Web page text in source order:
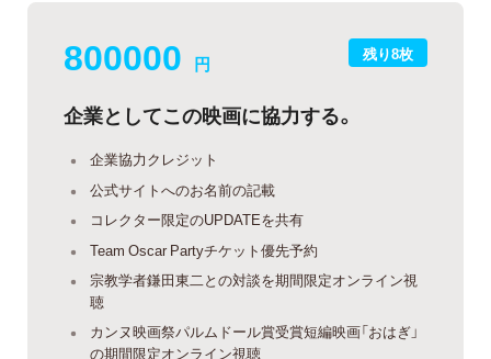
残り8枚
800000 円
企業としてこの映画に協力する。
企業協力クレジット
公式サイトへのお名前の記載
コレクター限定のUPDATEを共有
Team Oscar Partyチケット優先予約
宗教学者鎌田東二との対談を期間限定オンライン視
聴
カンヌ映画祭パルムドール賞受賞短編映画「おはぎ」
の期間限定オンライン視聴